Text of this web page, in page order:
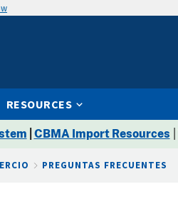
RESOURCES
CBMA Import Resources
PREGUNTAS FRECUENTES